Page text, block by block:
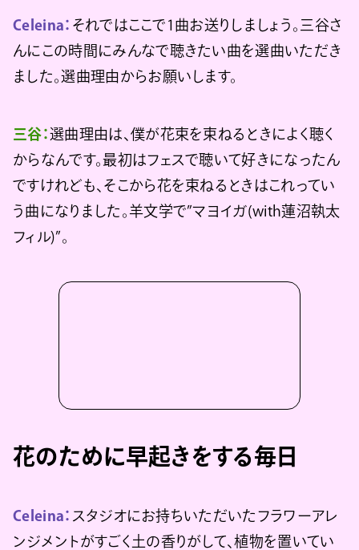
Celeina： それではここで1曲お送りしましょう。三谷さ
んにこの時間にみんなで聴きたい曲を選曲いただき
ました。選曲理由からお願いします。
三谷：選曲理由は、僕が花束を束ねるときによく聴く
からなんです。最初はフェスで聴いて好きになったん
ですけれども、そこから花を束ねるときはこれってい
う曲になりました。羊文学で”マヨイガ(with蓮沼執太
フィル)”。
花のために早起きをする毎日
Celeina： スタジオにお持ちいただいたフラワーアレ
ンジメントがすごく土の香りがして、植物を置いてい